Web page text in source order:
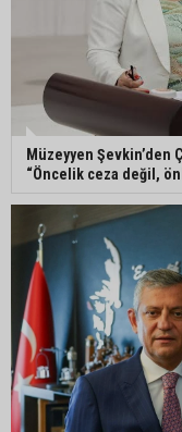
Müzeyyen Şevkin’den
“Öncelik ceza değil,